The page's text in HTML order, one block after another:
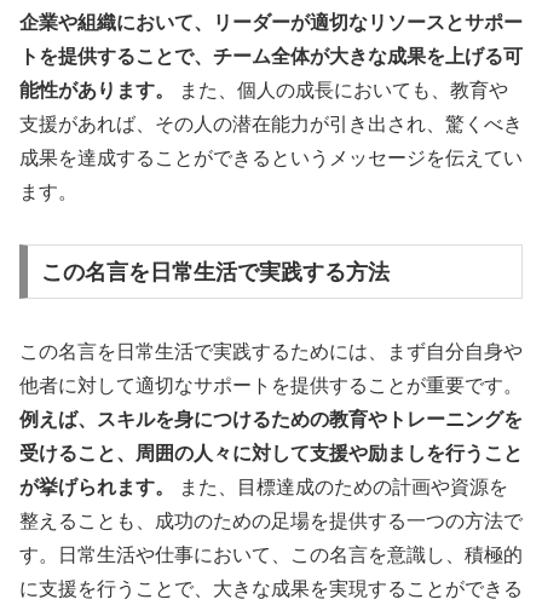
企業や組織において、リーダーが適切なリソースとサポー
トを提供することで、チーム全体が大きな成果を上げる可
能性があります。
また、個人の成長においても、教育や
支援があれば、その人の潜在能力が引き出され、驚くべき
成果を達成することができるというメッセージを伝えてい
ます。
この名言を日常生活で実践する方法
この名言を日常生活で実践するためには、まず自分自身や
他者に対して適切なサポートを提供することが重要です。
例えば、スキルを身につけるための教育やトレーニングを
受けること、周囲の人々に対して支援や励ましを行うこと
が挙げられます。
また、目標達成のための計画や資源を
整えることも、成功のための足場を提供する一つの方法で
す。日常生活や仕事において、この名言を意識し、積極的
に支援を行うことで、大きな成果を実現することができる